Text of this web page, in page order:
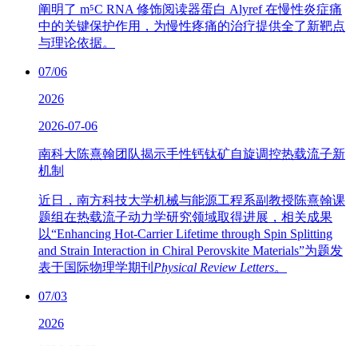
阐明了 m⁵C RNA 修饰阅读器蛋白 Alyref 在慢性炎症痛
中的关键保护作用，为慢性疼痛的治疗提供全了新靶点
与理论依据。
07/06
2026
2026-07-06
南科大陈熹翰团队揭示手性钙钛矿自旋调控热载流子新
机制
近日，南方科技大学机械与能源工程系副教授陈熹翰课
题组在热载流子动力学研究领域取得进展，相关成果
以“Enhancing Hot-Carrier Lifetime through Spin Splitting
and Strain Interaction in Chiral Perovskite Materials”为题发
表于国际物理学期刊 Physical Review Letters。
07/03
2026